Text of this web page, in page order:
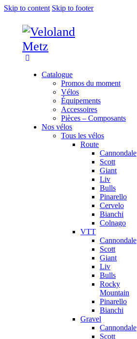
Skip to content Skip to footer
Catalogue
Promos du moment
Vélos
Équipements
Accessoires
Pièces – Composants
Nos vélos
Tous les vélos
Route
Cannondale
Scott
Giant
Liv
Bulls
Pinarello
Cervelo
Bianchi
Colnago
VTT
Cannondale
Scott
Giant
Liv
Bulls
Rocky
Mountain
Pinarello
Bianchi
Gravel
Cannondale
Scott